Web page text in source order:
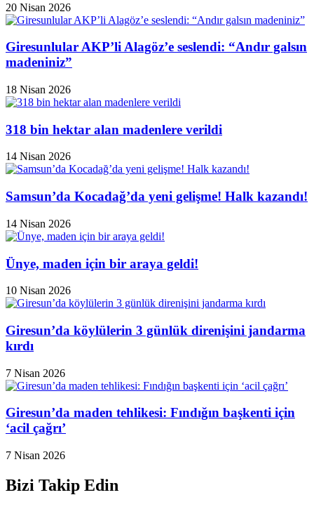
20 Nisan 2026
Giresunlular AKP’li Alagöz’e seslendi: “Andır galsın
madeniniz”
18 Nisan 2026
318 bin hektar alan madenlere verildi
14 Nisan 2026
Samsun’da Kocadağ’da yeni gelişme! Halk kazandı!
14 Nisan 2026
Ünye, maden için bir araya geldi!
10 Nisan 2026
Giresun’da köylülerin 3 günlük direnişini jandarma
kırdı
7 Nisan 2026
Giresun’da maden tehlikesi: Fındığın başkenti için
‘acil çağrı’
7 Nisan 2026
Bizi Takip Edin